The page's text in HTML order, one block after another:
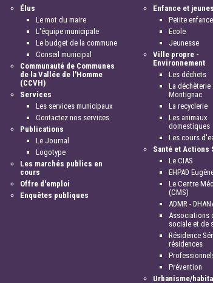
Élus
Le mot du maire
L'équipe municipale
Le budget de la commune
Conseil municipal
Communauté de Communes
de la Vallée de l'Homme
(CCVH)
Services
Les services municipaux
Contactez nos services
Publications
Le Journal
Logotype
Les marchés publics en
cours
Offre d'emploi
Enquêtes publiques
Enfance et
Petite enfance
Ecole
Jeunesse
Ville propre -
Environnement
Les déchets
La déchèterie
Montignac
La recyclerie
Les animaux
domestiques
Les cours
Santé et Actions
Le CIAS
EHPAD
Le Centre
(CMS)
ADMR -
Associations
sociale et de
Résidence
résidences
Prévention
Urbanisme/